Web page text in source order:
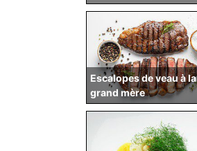
Escalopes de veau à la
grand mère